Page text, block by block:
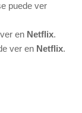
puede ver
en Netflix.
ver en Netflix.